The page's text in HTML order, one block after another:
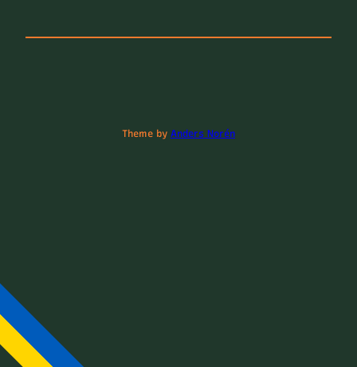
Theme by Anders Norén